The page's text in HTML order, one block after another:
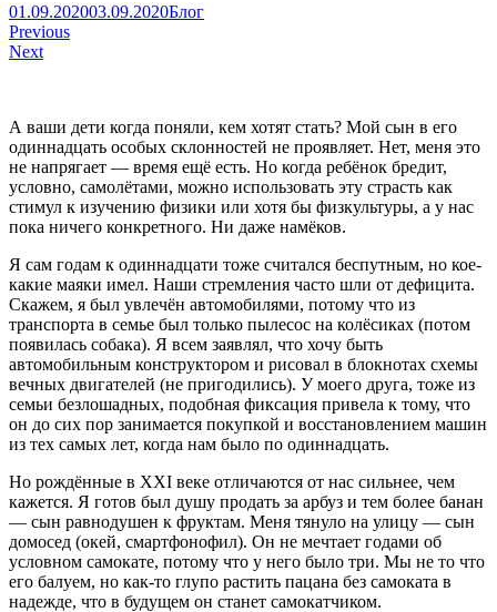
Артем
Краснов
01.09.202003.09.2020Блог
Навигация
по
Previous
Next
А ваши дети когда поняли, кем хотят стать? Мой сын в его
одиннадцать особых склонностей не проявляет. Нет, меня это
не напрягает — время ещё есть. Но когда ребёнок бредит,
условно, самолётами, можно использовать эту страсть как
стимул к изучению физики или хотя бы физкультуры, а у нас
пока ничего конкретного. Ни даже намёков.
Я сам годам к одиннадцати тоже считался беспутным, но кое-
какие маяки имел. Наши стремления часто шли от дефицита.
Скажем, я был увлечён автомобилями, потому что из
транспорта в семье был только пылесос на колёсиках (потом
появилась собака). Я всем заявлял, что хочу быть
автомобильным конструктором и рисовал в блокнотах схемы
вечных двигателей (не пригодились). У моего друга, тоже из
семьи безлошадных, подобная фиксация привела к тому, что
он до сих пор занимается покупкой и восстановлением машин
из тех самых лет, когда нам было по одиннадцать.
Но рождённые в XXI веке отличаются от нас сильнее, чем
кажется. Я готов был душу продать за арбуз и тем более банан
— сын равнодушен к фруктам. Меня тянуло на улицу — сын
домосед (окей, смартфонофил). Он не мечтает годами об
условном самокате, потому что у него было три. Мы не то что
его балуем, но как-то глупо растить пацана без самоката в
надежде, что в будущем он станет самокатчиком.